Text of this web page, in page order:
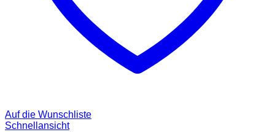
Auf die Wunschliste
Schnellansicht